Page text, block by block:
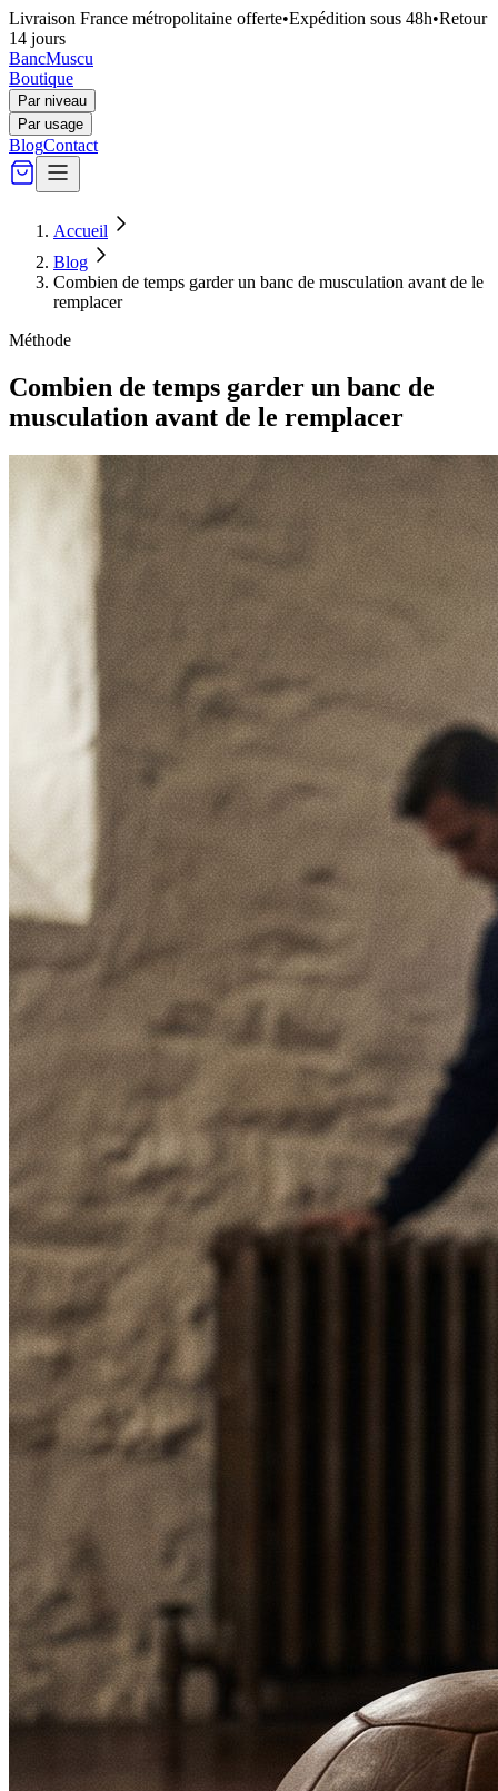
Livraison France métropolitaine offerte•Expédition sous 48h•Retour
14 jours
BancMuscu
Boutique
Par niveau
Par usage
BlogContact
Accueil
Blog
Combien de temps garder un banc de musculation avant de le
remplacer
Méthode
Combien de temps garder un banc de
musculation avant de le remplacer